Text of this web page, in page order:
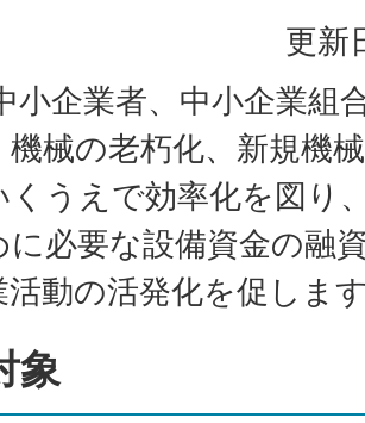
更新
小企業者、中小企業組
機械の老朽化、新規機
くうえで効率化を図り
に必要な設備資金の融
活動の活発化を促しま
象